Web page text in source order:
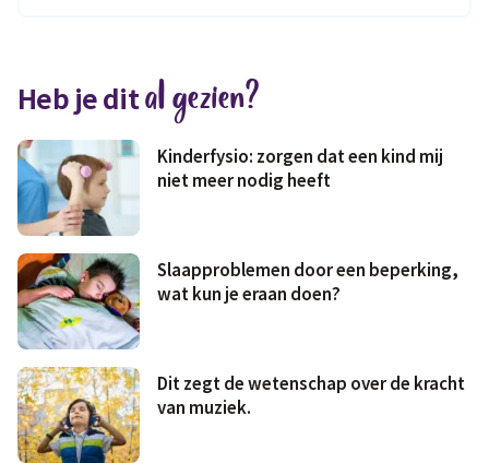
Geld & wetten
Heb je dital gezien?
Kinderfysio: zorgen dat een kind mij
niet meer nodig heeft
Slaapproblemen door een beperking,
wat kun je eraan doen?
Dit zegt de wetenschap over de kracht
van muziek.